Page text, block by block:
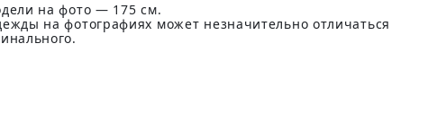
на фото — 175 см.
на фотографиях может незначительно отличаться